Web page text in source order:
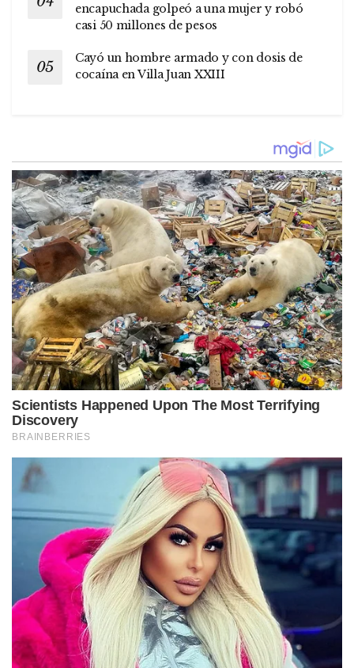
encapuchada golpeó a una mujer y robó
casi 50 millones de pesos
Cayó un hombre armado y con dosis de
cocaína en Villa Juan XXIII